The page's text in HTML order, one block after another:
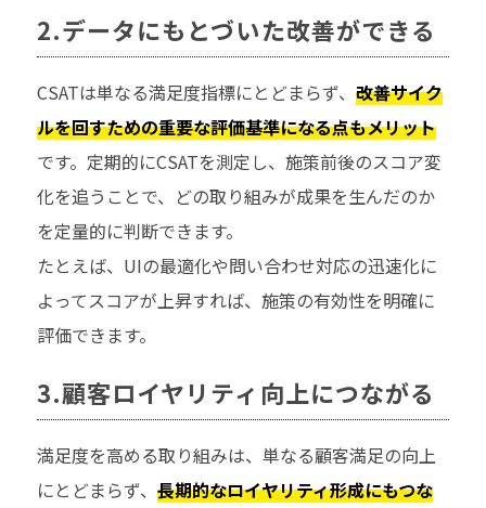
2.データにもとづいた改善ができる
CSATは単なる満足度指標にとどまらず、 改善サイク
ルを回すための重要な評価基準になる点もメリット
です。定期的にCSATを測定し、施策前後のスコア変
化を追うことで、どの取り組みが成果を生んだのか
を定量的に判断できます。
たとえば、UIの最適化や問い合わせ対応の迅速化に
よってスコアが上昇すれば、施策の有効性を明確に
評価できます。
3.顧客ロイヤリティ向上につながる
満足度を高める取り組みは、単なる顧客満足の向上
にとどまらず、 長期的なロイヤリティ形成にもつな